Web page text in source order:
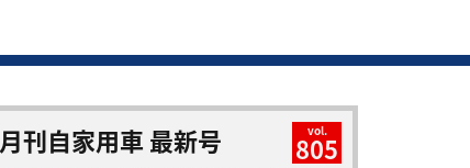
月刊自家用車 最新号 vol.
805